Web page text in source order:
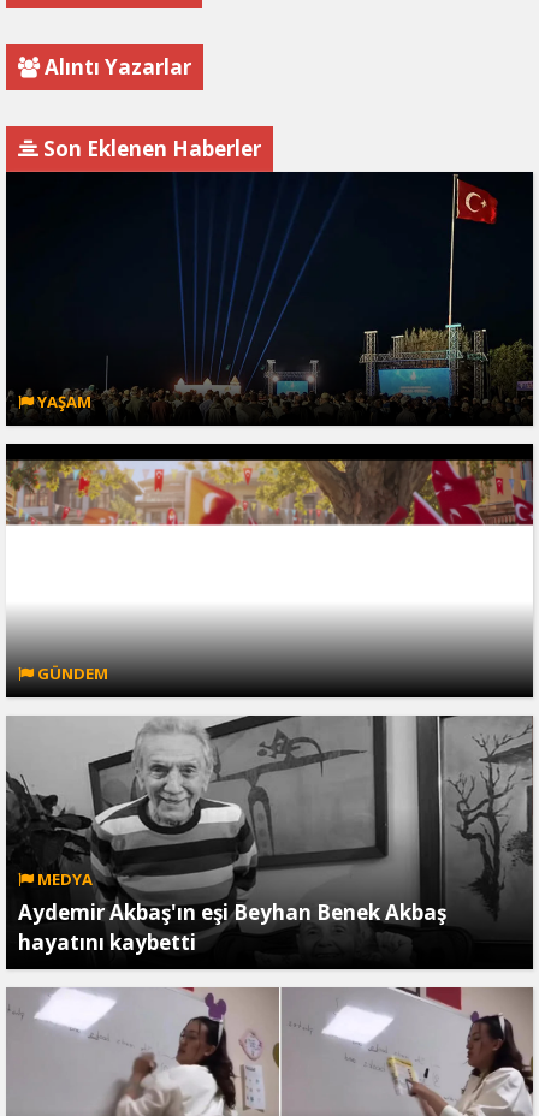
Alıntı Yazarlar
Son Eklenen Haberler
YAŞAM
GÜNDEM
MEDYA
Aydemir Akbaş'ın eşi Beyhan Benek Akbaş
hayatını kaybetti